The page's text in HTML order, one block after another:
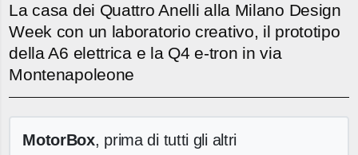
La casa dei Quattro Anelli alla Milano Design
Week con un laboratorio creativo, il prototipo
della A6 elettrica e la Q4 e-tron in via
Montenapoleone
MotorBox, prima di tutti gli altri